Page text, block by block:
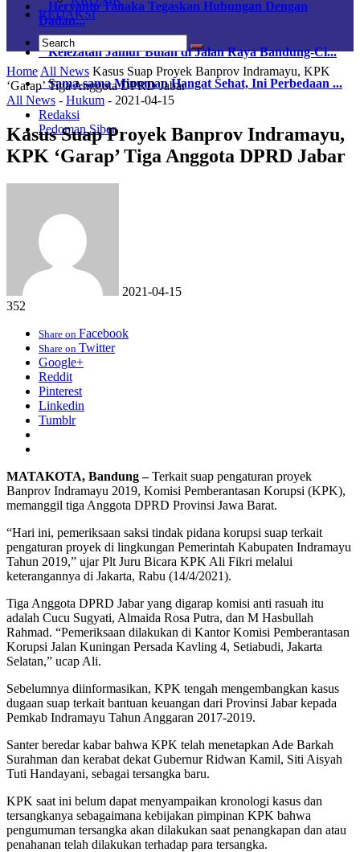
Heryanto Tanaka Tegaskan Hubungan Dengan
Dadan...
Kelezatan Jamur Bulan di Jalan Raya Bandung-Ci...
Sama-sama Minuman Hangat Sehat, Ini Perbedaan ...
Redaksi
Pedoman Siber
REDAKSI
Home All News Kasus Suap Proyek Banprov Indramayu, KPK
‘Garap’ Tiga Anggota DPRD Jabar
All News - Hukum - 2021-04-15
Kasus Suap Proyek Banprov Indramayu,
KPK ‘Garap’ Tiga Anggota DPRD Jabar
2021-04-15
352
Share on Facebook
Share on Twitter
Google+
Reddit
Pinterest
Linkedin
Tumblr
MATAKOTA, Bandung –Terkait suap pengaturan proyek
Banprov Indramayu 2019, Komisi Pemberantasan Korupsi (KPK),
memanggil tiga Anggota DPRD Provinsi Jawa Barat.
“Hari ini, pemeriksaan saksi tindak pidana korupsi suap terkait
pengaturan proyek di lingkungan Pemerintah Kabupaten Indramayu
Tahun 2019,” ujar Plt Juru Bicara KPK Ali Fikri melalui
keterangannya di Jakarta, Rabu (14/4/2021).
Tiga Anggota DPRD Jabar yang digarap komisi anti rasuah itu
adalah Cucu Sugyati, Almaida Rosa Putra, dan M Hasbullah
Rahmad. “Pemeriksaan dilakukan di Kantor Komisi Pemberantasan
Korupsi Jalan Kuningan Persada Kavling 4, Setiabudi, Jakarta
Selatan,” ucap Ali.
Sebelumnya diinformasikan, KPK tengah mengembangkan kasus
dugaan suap terkait bantuan keuangan dari Provinsi Jabar kepada
Pemkab Indramayu Tahun Anggaran 2017-2019.
Santer beredar kabar bahwa KPK telah menetapkan Ade Barkah
Surahman dan kerabat dekat Gubernur Ridwan Kamil, Siti Aisyah
Tuti Handayani, sebagai tersangka baru.
KPK saat ini belum dapat menyampaikan kronologi kasus dan
tersangkanya sebagaimana kebijakan pimpinan KPK bahwa
pengumuman tersangka akan dilakukan saat penangkapan dan atau
penahanan telah dilakukan terhadap para tersangka.